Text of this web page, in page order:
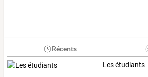
Récents
Les étudiants